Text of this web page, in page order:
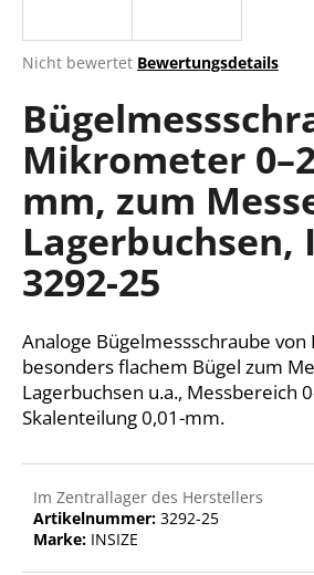
Die
Produktbewertung
ist
0,0
von
Sternen.
Nicht bewertet Bewertungsdetails
Mikrometer
mm, zum
Lagerbuchsen,
3292-25
Analoge Bügelmessschraube von
besonders flachem Bügel zum
Lagerbuchsen u.a., Messbereich
Skalenteilung 0,01-mm.
Im Zentrallager des Herstellers
Artikelnummer: 3292-25
Marke: INSIZE
W
r
e
m
p
e
h
l
e